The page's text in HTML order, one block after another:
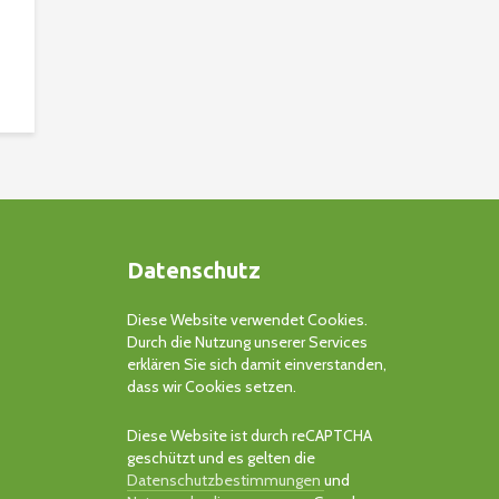
Datenschutz
Diese Website verwendet Cookies.
Durch die Nutzung unserer Services
erklären Sie sich damit einverstanden,
dass wir Cookies setzen.
Diese Website ist durch reCAPTCHA
geschützt und es gelten die
Datenschutzbestimmungen und